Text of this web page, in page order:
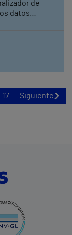
de
datos
17 Siguiente